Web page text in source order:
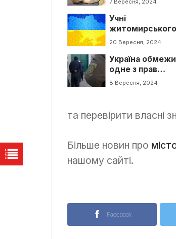
допомоги у
воєнний час
7 Вересня, 2024
Учні
житомирського
ліцею зібрали
20 Вересня, 2024
Україна
одне з прав
російських
8 Вересня, 2024
та перевірити власні
Більше новин про
нашому сайті.
Facebook